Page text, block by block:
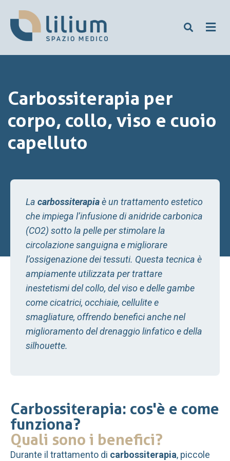
Carbossiterapia per
corpo, collo, viso e cuoio
capelluto
La carbossiterapiaè un trattamento estetico
che impiega l’infusione di anidride carbonica
(CO2) sotto la pelle per stimolare la
circolazione sanguigna e migliorare
l’ossigenazione dei tessuti. Questa tecnica è
ampiamente utilizzata per trattare
inestetismi del collo, del viso e delle gambe
come cicatrici, occhiaie, cellulite e
smagliature, offrendo benefici anche nel
miglioramento del drenaggio linfatico e della
silhouette.
Carbossiterapia: cos'è e come
funziona?
Quali sono i benefici?
Durante il trattamento di carbossiterapia, piccole